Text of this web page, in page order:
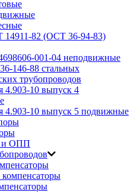
82 (ОСТ 36-94-83)
001-04 неподвижные
146-88 стальных
трубопроводов
10 выпуск 4
4.903-10 выпуск 5 подвижные
и ОПП